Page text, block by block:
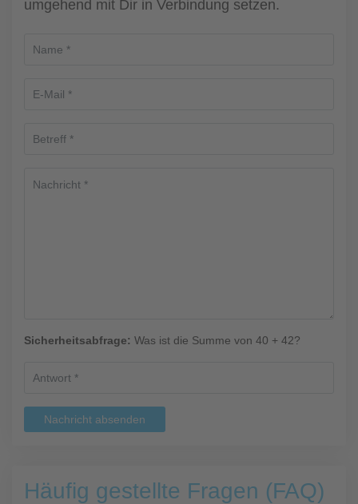
umgehend mit Dir in Verbindung setzen.
Sicherheitsabfrage: Was ist die Summe von 40 + 42?
Nachricht absenden
Häufig gestellte Fragen (FAQ)